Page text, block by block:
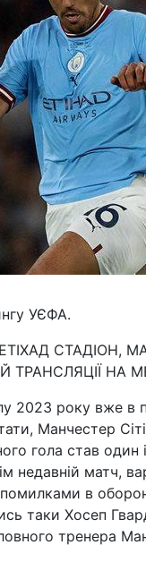
УЄФА.
СТАДІОН,
НА
2023 року вже в
Манчестер
гола став один
недавній матч,
в
таки Хосеп
тренера